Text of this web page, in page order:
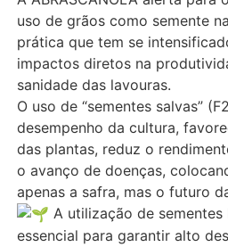
uso de grãos como semente
prática que tem se
impactos diretos na
sanidade das lavouras.
O uso de “sementes salvas”
desempenho da cultura,
das plantas, reduz o
o avanço de doenças,
apenas a safra, mas o futuro
A utilização de
essencial para garantir alto